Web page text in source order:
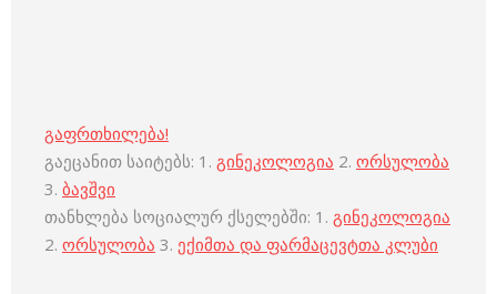
გაფრთხილება!
გაეცანით საიტებს: 1. გინეკოლოგია 2. ორსულობა
3. ბავშვი
თანხლება სოციალურ ქსელებში: 1. გინეკოლოგია
2. ორსულობა 3. ექიმთა და ფარმაცევტთა კლუბი